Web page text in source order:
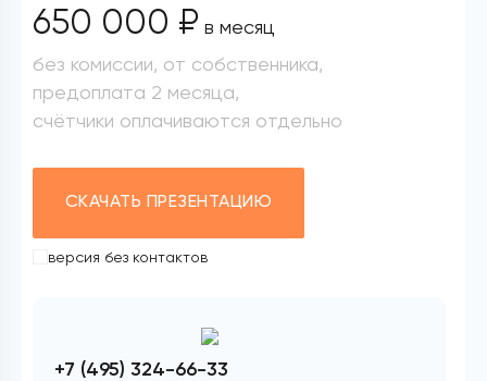
650 000 ₽ в месяц
без комиссии, от собственника,
предоплата 2 месяца,
счётчики оплачиваются отдельно
СКАЧАТЬ ПРЕЗЕНТАЦИЮ
версия без контактов
+7 (495) 324-66-33